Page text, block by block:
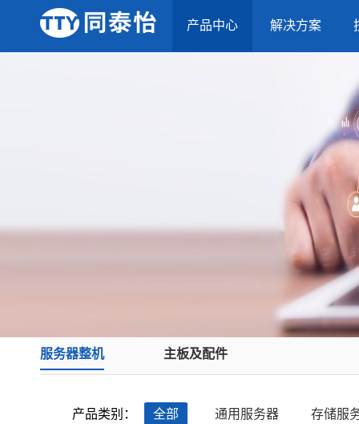
产品中心 解决方案
服务器整机 主板及配件
产品类别： 全部 通用服务器 存储服